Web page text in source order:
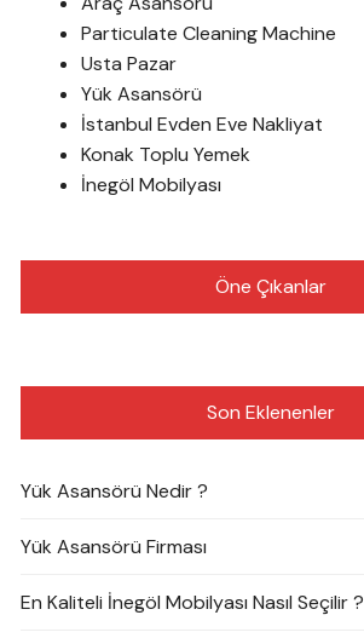
Particulate Cleaning Machine
Usta Pazar
Yük Asansörü
İstanbul Evden Eve Nakliyat
Konak Toplu Yemek
İnegöl Mobilyası
Öne Çıkanlar
Son Eklenenler
Yük Asansörü Nedir ?
Yük Asansörü Firması
En Kaliteli İnegöl Mobilyası Nasıl Seçilir ?